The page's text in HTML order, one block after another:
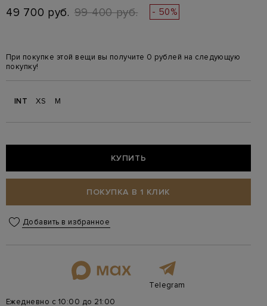
49 700 руб. 99 400 руб. - 50%
При покупке этой вещи вы получите 0 рублей на следующую
покупку!
INT XS M
КУПИТЬ
ПОКУПКА В 1 КЛИК
Добавить в избранное
Telegram
Ежедневно с 10:00 до 21:00